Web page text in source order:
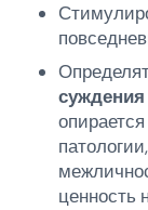
суждения
ценность